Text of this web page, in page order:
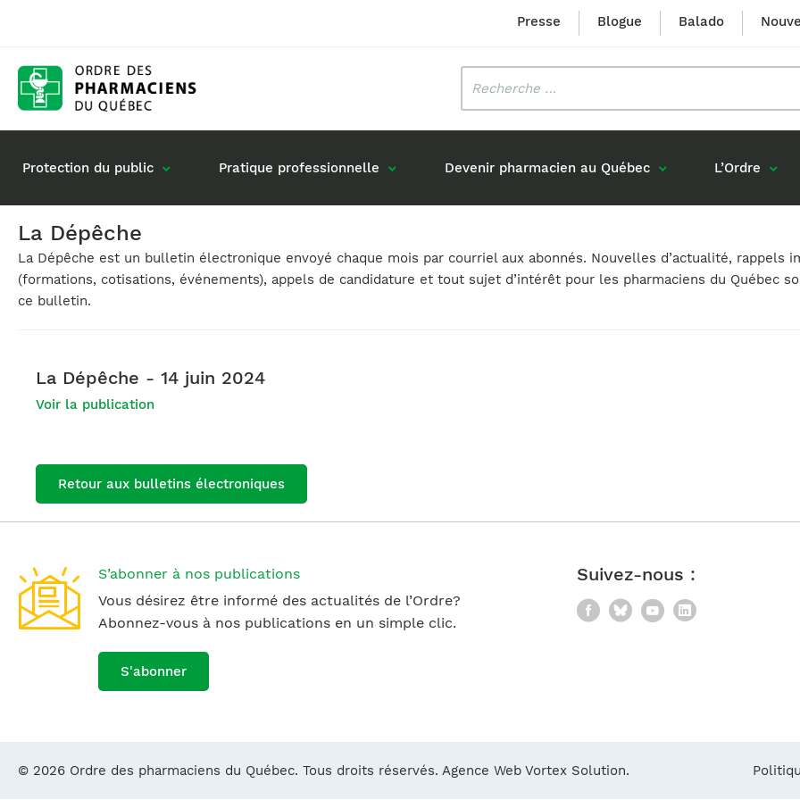
Presse Blogue Balado
Protection du public
Rôle du pharmacien
Vos questions : des réponses
Pratique professionnelle
Gestion de mon dossier
Retour à la pratique
Devenir pharmacien au Québec
Étudiants formés au Québec
L’Ordre
Mission et valeurs
Gouvernance
Prix Louis-Hébert
Prix Innovation Janine-
La Dépêche
La Dépêche est un bulletin électronique envoyé chaque mois par courriel aux abonnés. Nouvelles d’actualité, rappels
(formations, cotisations, événements), appels de candidature et tout sujet d’intérêt pour les pharmaciens du Québec
ce bulletin.
La Dépêche - 14 juin 2024
Voir la publication
Retour aux bulletins électroniques
S’abonner à nos publications
Vous désirez être informé des actualités de l’Ordre?
Abonnez-vous à nos publications en un simple clic.
S'abonner
Suivez-nous :
Facebook
BlueskyYouTube
LinkedIn
© 2026 Ordre des pharmaciens du Québec. Tous droits réservés. Agence Web Vortex Solution.